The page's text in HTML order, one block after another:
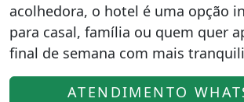
acolhedora, o hotel é uma opção
para casal, família ou quem quer
final de semana com mais
ATENDIMENTO